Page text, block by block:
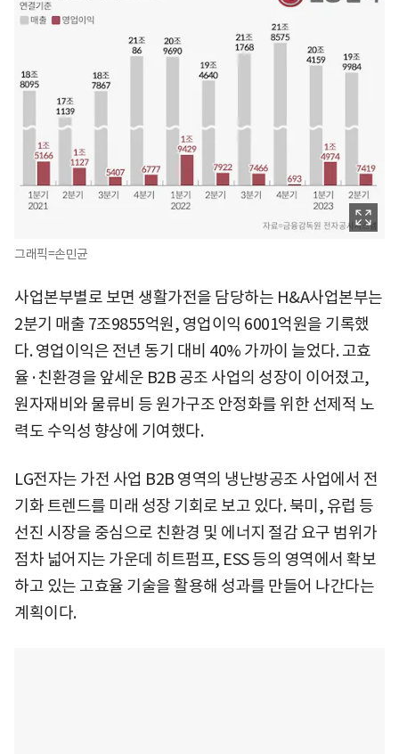
그래픽=손민균
사업본부별로 보면 생활가전을 담당하는 H&A사업본부는
2분기 매출 7조9855억원, 영업이익 6001억원을 기록했
다. 영업이익은 전년 동기 대비 40% 가까이 늘었다. 고효
율·친환경을 앞세운 B2B 공조 사업의 성장이 이어졌고,
원자재비와 물류비 등 원가구조 안정화를 위한 선제적 노
력도 수익성 향상에 기여했다.
LG전자는 가전 사업 B2B 영역의 냉난방공조 사업에서 전
기화 트렌드를 미래 성장 기회로 보고 있다. 북미, 유럽 등
선진 시장을 중심으로 친환경 및 에너지 절감 요구 범위가
점차 넓어지는 가운데 히트펌프, ESS 등의 영역에서 확보
하고 있는 고효율 기술을 활용해 성과를 만들어 나간다는
계획이다.